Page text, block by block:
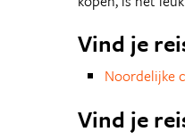
Vind je
Noordelijke
Vind je